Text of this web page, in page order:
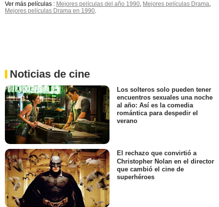
Ver más películas : Mejores películas del año 1990 Mejores películas Drama
Mejores películas Drama en 1990
Noticias de cine
Los solteros solo pueden tener
encuentros sexuales una noche
al año: Así es la comedia
romántica para despedir el
verano
El rechazo que convirtió a
Christopher Nolan en el director
que cambió el cine de
superhéroes